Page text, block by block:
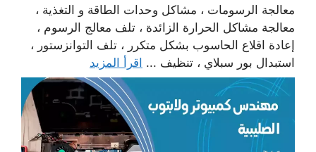
معالجة الرسومات ، مشاكل وحدات الطاقة و التغذية ،
معالجة مشاكل الحرارة الزائدة ، تلف معالج الرسوم ،
إعادة اقلاع الحاسوب بشكل متكرر ، تلف التوانزستور ،
استبدال بور سبلاي ، تنظيف ... اقرأ المزيد